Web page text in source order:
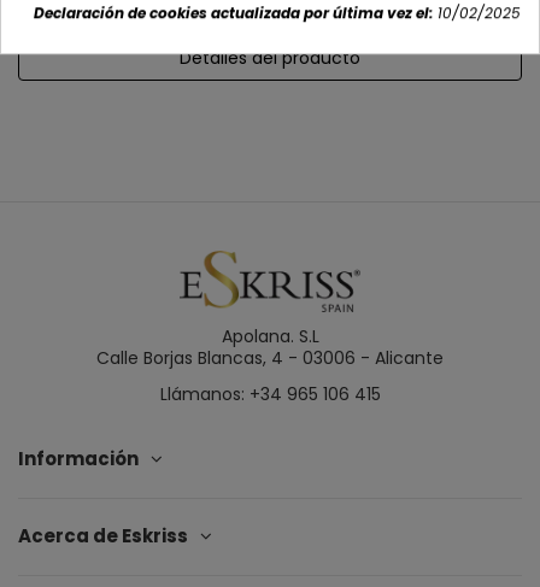
Detalles del producto
Apolana. S.L
Calle Borjas Blancas, 4 - 03006 - Alicante
Llámanos: +34 965 106 415
Información
Acerca de Eskriss
Declaración de cookies actualizada por última vez el: 10/02/2025